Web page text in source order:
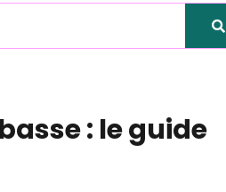
: le guide